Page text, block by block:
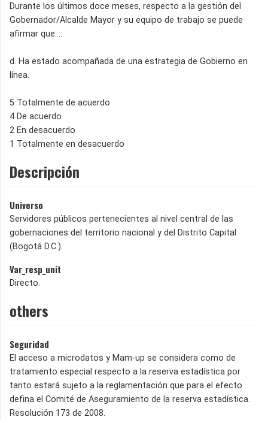
Durante los últimos doce meses, respecto a la gestión del
Gobernador/Alcalde Mayor y su equipo de trabajo se puede
afirmar que…:
d. Ha estado acompañada de una estrategia de Gobierno en
línea.
5 Totalmente de acuerdo
4 De acuerdo
2 En desacuerdo
1 Totalmente en desacuerdo
Descripción
Universo
Servidores públicos pertenecientes al nivel central de las
gobernaciones del territorio nacional y del Distrito Capital
(Bogotá D.C.).
Var_resp_unit
Directo.
others
Seguridad
El acceso a microdatos y Mam-up se considera como de
tratamiento especial respecto a la reserva estadística por
tanto estará sujeto a la reglamentación que para el efecto
defina el Comité de Aseguramiento de la reserva estadística.
Resolución 173 de 2008.